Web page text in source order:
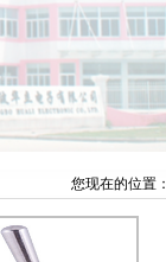
您现在的位置：